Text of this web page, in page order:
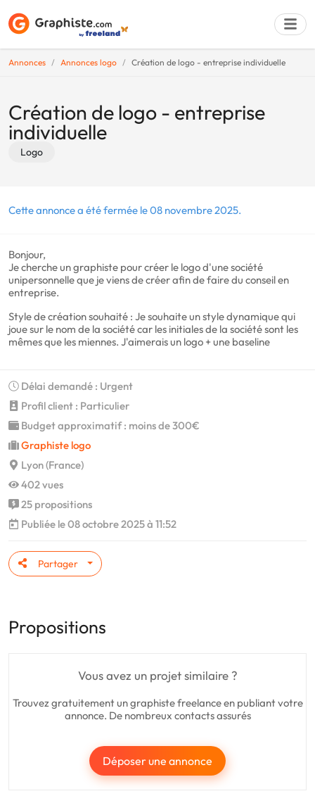
Annonces Annonces logo Création de logo - entreprise individuelle
Création de logo - entreprise
individuelle
Logo
Cette annonce a été fermée le 08 novembre 2025.
Bonjour,
Je cherche un graphiste pour créer le logo d'une société
unipersonnelle que je viens de créer afin de faire du conseil en
entreprise.
Style de création souhaité : Je souhaite un style dynamique qui
joue sur le nom de la société car les initiales de la société sont les
mêmes que les miennes. J'aimerais un logo + une baseline
Délai demandé : Urgent
Profil client : Particulier
Budget approximatif : moins de 300€
Graphiste logo
Lyon (France)
402 vues
25 propositions
Publiée le 08 octobre 2025 à 11:52
Partager
Propositions
Vous avez un projet similaire ?
Trouvez gratuitement un graphiste freelance en publiant votre
annonce. De nombreux contacts assurés
Déposer une annonce